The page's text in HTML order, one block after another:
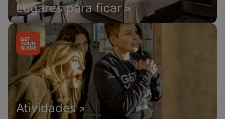
Lugares para ficar
Atividades